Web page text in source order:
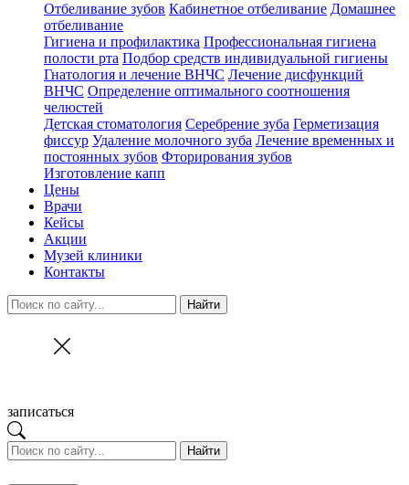
Отбеливание зубов Кабинетное отбеливание Домашнее
отбеливание
Гигиена и профилактика Профессиональная гигиена
полости рта Подбор средств индивидуальной гигиены
Гнатология и лечение ВНЧС Лечение дисфункций
ВНЧС Определение оптимального соотношения
челюстей
Детская стоматология Серебрение зуба Герметизация
фиссур Удаление молочного зуба Лечение временных и
постоянных зубов Фторирования зубов
Изготовление капп
Цены
Врачи
Кейсы
Акции
Музей клиники
Контакты
Найти
записаться
Найти